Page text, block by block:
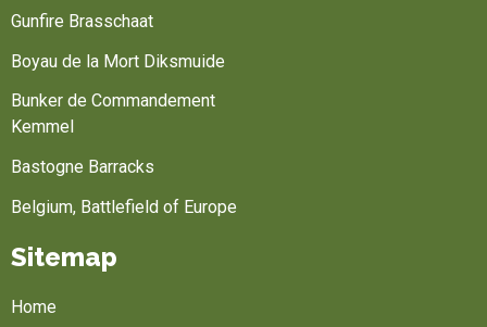
Gunfire Brasschaat
Boyau de la Mort Diksmuide
Bunker de Commandement
Kemmel
Bastogne Barracks
Belgium, Battlefield of Europe
Sitemap
Home